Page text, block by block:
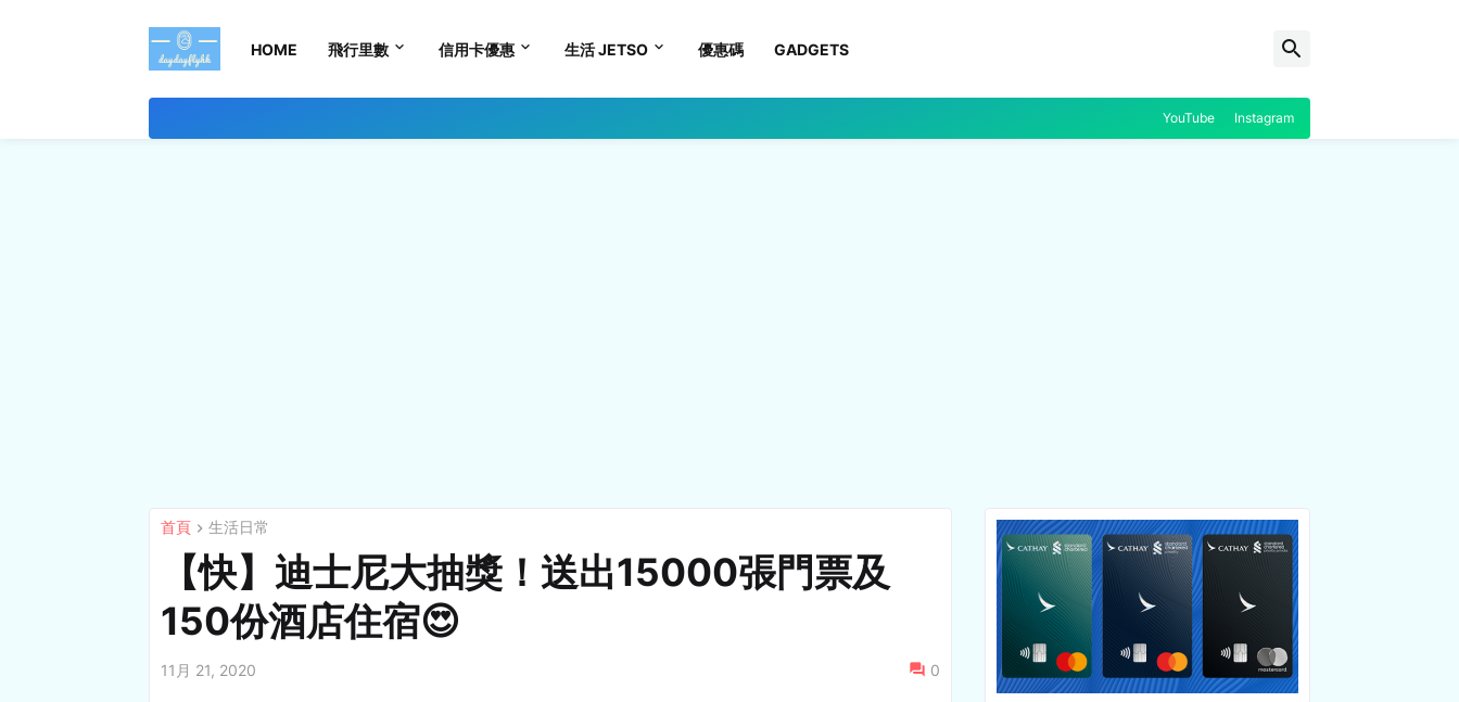
HOME 飛行里數 信用卡優惠 生活 JETSO 優惠碼 GADGETS
YouTube Instagram
首頁 生活日常
【快】迪士尼大抽獎！送出15000張門票及
150份酒店住宿😍
11月 21, 2020 0